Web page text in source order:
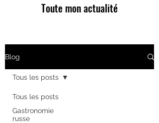
Toute mon actualité
Blog
Tous les posts
Gastronomie
russe
Tous les posts